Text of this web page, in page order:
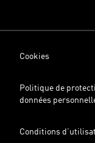
Cookies
Politique de
données
Conditions